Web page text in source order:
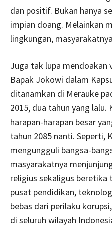
dan positif. Bukan hanya
impian doang. Melainkan
lingkungan,
Juga tak lupa mendoakan
Bapak Jokowi dalam
ditanamkan di Merauke
2015, dua tahun yang lalu.
harapan-harapan besar
tahun 2085 nanti. Seperti,
mengungguli bangsa-
masyarakatnya
religius sekaligus beretika
pusat pendidikan,
bebas dari perilaku
di seluruh wilayah